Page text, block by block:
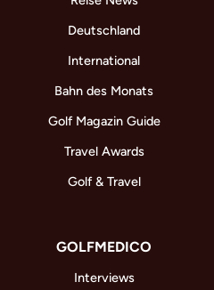
Deutschland
International
Bahn des Monats
Golf Magazin Guide
Travel Awards
Golf & Travel
GOLFMEDICO
Interviews